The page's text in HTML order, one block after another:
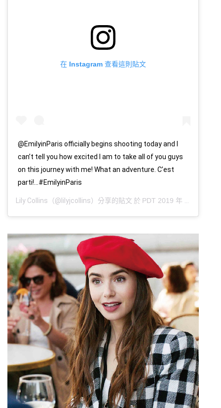
在 Instagram 查看這則貼文
@EmilyinParis officially begins shooting today and I
can’t tell you how excited I am to take all of you guys
on this journey with me! What an adventure. C’est
parti!...#EmilyinParis
Lily Collins （@lilyjcollins）分享的貼文 於 PDT 2019 年 8月 月 12 日 上午 8:09